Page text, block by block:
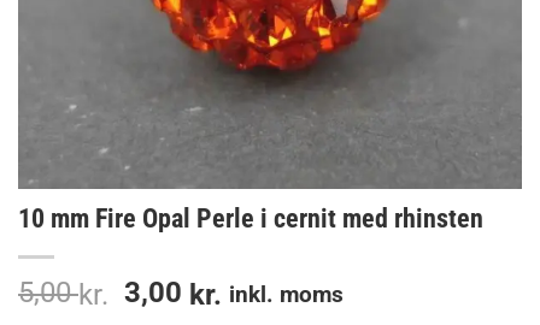
10 mm Fire Opal Perle i cernit med rhinsten
5,00kr. Den
3,00 kr. Den
inkl. moms